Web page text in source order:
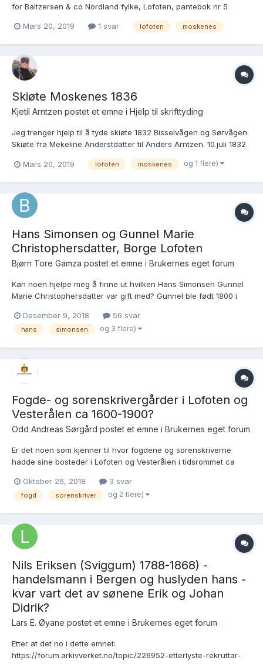
for Baltzersen & co Nordland fylke, Lofoten, pantebok nr 5
Mars 20, 2019
1 svar lofoten moskenes
Skiøte Moskenes 1836
Kjetil Arntzen postet et emne i Hjelp til skrifttyding
Jeg trenger hjelp til å tyde skiøte 1832 Bisselvågen og Sørvågen.
Skiøte fra Mekeline Anderstdatter til Anders Arntzen. 10.juli 1832
10.juli 1832 Panteregister Lofoten og Vesterålen
Mars 20, 2019 lofoten moskenes og 1 flere)
Hans Simonsen og Gunnel Marie
Christophersdatter, Borge Lofoten
Bjørn Tore Gamza postet et emne i Brukernes eget forum
Kan noen hjelpe meg å finne ut hvilken Hans Simonsen Gunnel
Marie Christophersdatter var gift med? Gunnel ble født 1800 i
Bygdebok, Bind 7" og i folketellingen av 1801. Jeg finner både
Hans og Gunnel som foreldre til bl.a. Ane Magdalene Hans...
Desember 9, 2018 56 svar
hans simonsen og 3 flere)
Fogde- og sorenskrivergårder i Lofoten og
Vesterålen ca 1600-1900?
Odd Andreas Sørgård postet et emne i Brukernes eget forum
Er det noen som kjenner til hvor fogdene og sorenskriverne
hadde sine bosteder i Lofoten og Vesterålen i tidsrommet ca
usammenhengende beskrivelse av dette emnet. "For rett og
rettferdighet i 400 år - sorenskriverne i Norge 1591-1991" har
Oktober 26, 2018 3 svar
fogd sorenskriver og 2 flere)
Nils Eriksen (Sviggum) 1788-1868) -
handelsmann i Bergen og huslyden hans -
kvar vart det av sønene Erik og Johan
Didrik?
Lars E. Øyane postet et emne i Brukernes eget forum
Etter at det no i dette emnet:
https://forum.arkivverket.no/topic/226952-etterlyste-rekruttar-